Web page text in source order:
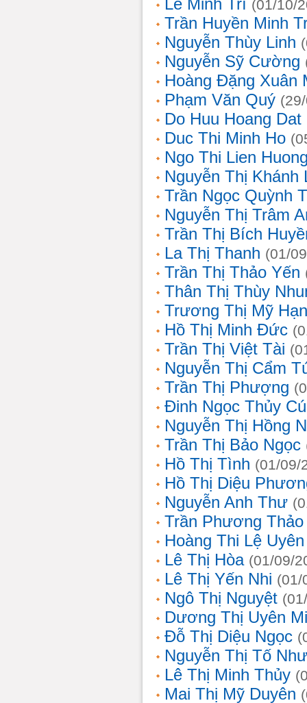
Lê Minh Trí (01/10/
Trần Huyền Minh
Nguyễn Thùy Linh
Nguyễn Sỹ Cường
Hoàng Đặng Xuân
Phạm Văn Quý
Do Huu Hoang Dat
Duc Thi Minh Ho
Ngo Thi Lien
Nguyễn Thị Khánh
Trần Ngọc Quỳnh
Nguyễn Thị Trâm
Trần Thị Bích
La Thị Thanh (01/
Trần Thị Thảo Yến
Thân Thị Thùy
Trương Thị Mỹ
Hồ Thị Minh Đức
Trần Thị Việt Tài
Nguyễn Thị Cẩm
Trần Thị Phượng
Đinh Ngọc Thủy
Nguyễn Thị Hồng
Trần Thị Bảo Ngọc
Hồ Thị Tình (01/09/
Hồ Thị Diệu
Nguyễn Anh Thư
Trần Phương Thảo
Hoàng Thi Lệ Uyên
Lê Thị Hòa (01/09/
Lê Thị Yến Nhi (01/
Ngô Thị Nguyệt
Dương Thị Uyên Mi
Đỗ Thị Diệu Ngọc
Nguyễn Thị Tố Như
Lê Thị Minh Thủy
Mai Thị Mỹ Duyên